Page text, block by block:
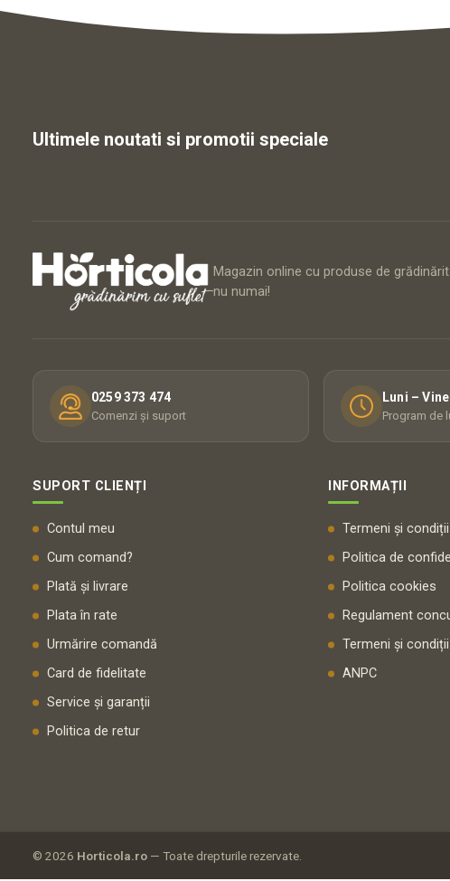
Ultimele noutati si promotii speciale
Magazin online cu produse de
nu numai!
0259 373 474
Comenzi și suport
Luni –
Program de
SUPORT CLIENȚI
Contul meu
Cum comand?
Plată și livrare
Plata în rate
Urmărire comandă
Card de fidelitate
Service și garanții
Politica de retur
INFORMAȚII
Termeni și condiții
Politica de
Politica cookies
Regulament
Termeni și
ANPC
© 2026 Horticola.ro — Toate drepturile rezervate.